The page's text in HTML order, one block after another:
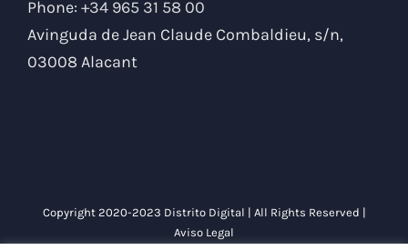
Phone: +34 965 31 58 00
Avinguda de Jean Claude Combaldieu, s/n,
03008 Alacant
Copyright 2020-2023 Distrito Digital | All Rights Reserved |
Aviso Legal